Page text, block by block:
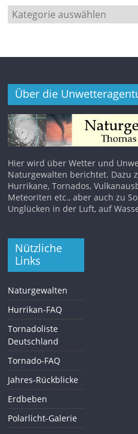
Kategorien
Über die
Hier wird über Wetter und
Naturgewalten berichtet. Dazu
Hurrikane, Tornados,
Meteoriten etc., aber auch zu
Unglücken in der Luft, auf
Nützliche
Links
Naturgewalten
Hurrikan-FAQ
Tornadoliste
Deutschland
Tornado-FAQ
Jahres-Rückblicke
Erdbeben
Polarlicht-Galerie